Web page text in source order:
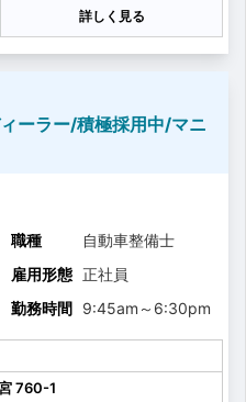
詳しく見る
ーラー/積極採用中/マニ
職種
自動車整備士
雇用形態 正社員
勤務時間 9:45am ～ 6:30pm
760-1